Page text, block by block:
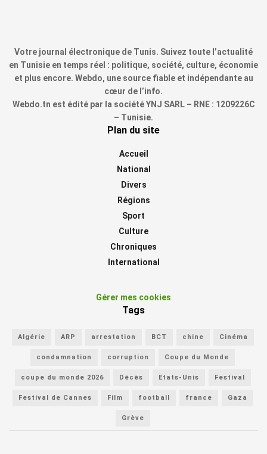
Votre journal électronique de Tunis. Suivez toute l’actualité
en Tunisie en temps réel : politique, société, culture, économie
et plus encore. Webdo, une source fiable et indépendante au
cœur de l’info.
Webdo.tn est édité par la société YNJ SARL – RNE : 1209226C
– Tunisie.
Plan du site
Accueil
National
Divers
Régions
Sport
Culture
Chroniques
International
Gérer mes cookies
Tags
Algérie ARP arrestation BCT chine Cinéma
condamnation corruption Coupe du Monde
coupe du monde 2026 Décès Etats-Unis Festival
Festival de Cannes Film football france Gaza
Grève